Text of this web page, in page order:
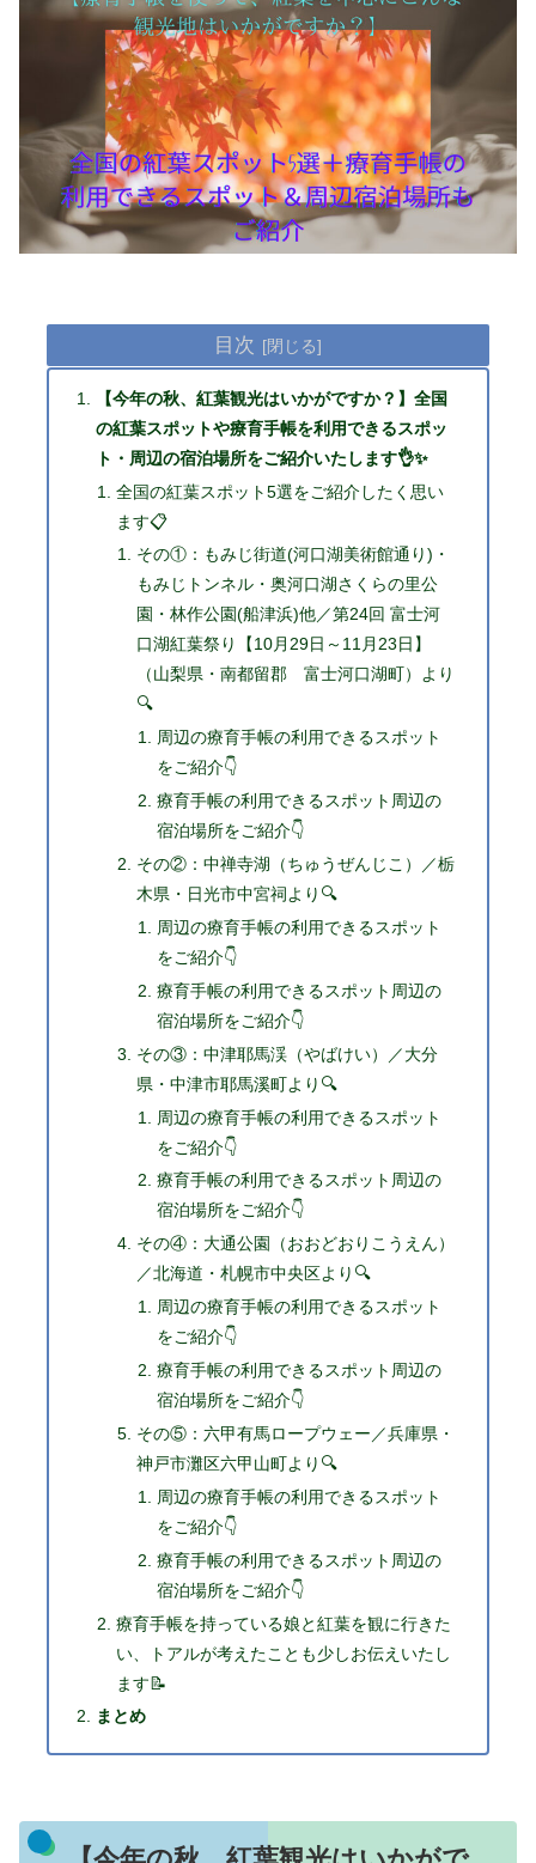
目次
【今年の秋、紅葉観光はいかがですか？】全国
の紅葉スポットや療育手帳を利用できるスポッ
ト・周辺の宿泊場所をご紹介いたします👌✨
全国の紅葉スポット5選をご紹介したく思い
ます📋
その①：もみじ街道(河口湖美術館通り)・
もみじトンネル・奥河口湖さくらの里公
園・林作公園(船津浜)他／第24回 富士河
口湖紅葉祭り【10月29日～11月23日】
（山梨県・南都留郡 富士河口湖町）より
🔍
周辺の療育手帳の利用できるスポット
をご紹介👇
療育手帳の利用できるスポット周辺の
宿泊場所をご紹介👇
その②：中禅寺湖（ちゅうぜんじこ）／栃
木県・日光市中宮祠より🔍
周辺の療育手帳の利用できるスポット
をご紹介👇
療育手帳の利用できるスポット周辺の
宿泊場所をご紹介👇
その③：中津耶馬渓（やばけい）／大分
県・中津市耶馬溪町より🔍
周辺の療育手帳の利用できるスポット
をご紹介👇
療育手帳の利用できるスポット周辺の
宿泊場所をご紹介👇
その④：大通公園（おおどおりこうえん）
／北海道・札幌市中央区より🔍
周辺の療育手帳の利用できるスポット
をご紹介👇
療育手帳の利用できるスポット周辺の
宿泊場所をご紹介👇
その⑤：六甲有馬ロープウェー／兵庫県・
神戸市灘区六甲山町より🔍
周辺の療育手帳の利用できるスポット
をご紹介👇
療育手帳の利用できるスポット周辺の
宿泊場所をご紹介👇
療育手帳を持っている娘と紅葉を観に行きた
い、トアルが考えたことも少しお伝えいたし
ます📝
まとめ